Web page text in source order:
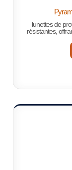
lunettes de
résistantes,